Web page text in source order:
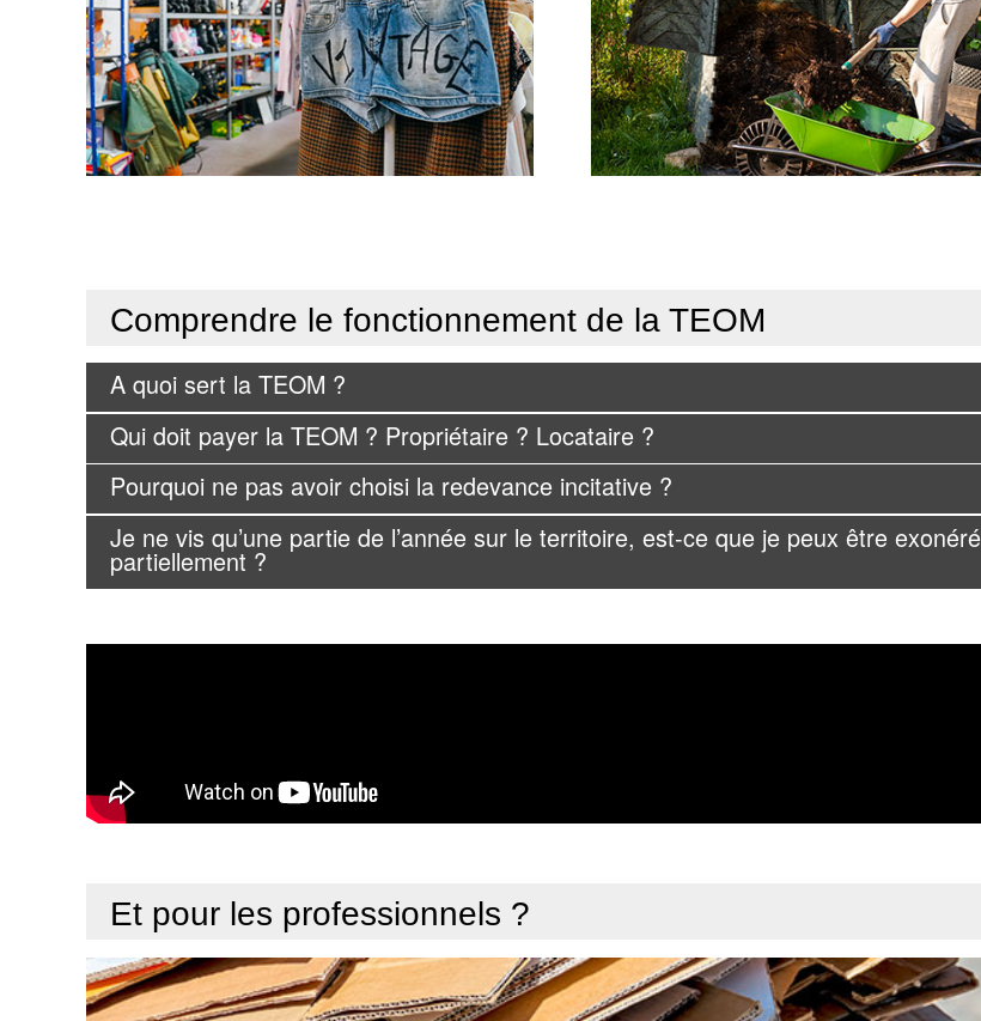
Comprendre le fonctionnement de la TEOM
A quoi sert la TEOM ?
Qui doit payer la TEOM ? Propriétaire ? Locataire ?
Pourquoi ne pas avoir choisi la redevance incitative ?
Je ne vis qu’une partie de l’année sur le territoire, est-ce que je peux être exonéré
partiellement ?
Et pour les professionnels ?